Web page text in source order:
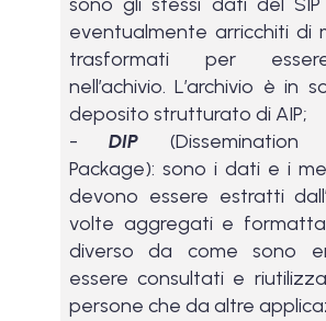
eventualmente arricchiti di
trasformati per
nell’achivio. L’archivio è in
deposito strutturato di AIP;
-DIP (Dissemination
Package): sono i dati e i
devono essere estratti
volte aggregati e
diverso da come sono
essere consultati e
persone che da altre